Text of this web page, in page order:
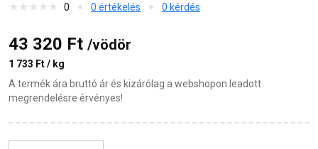
0
0 értékelés 0 kérdés
43 320 Ft /vödör
1 733 Ft / kg
A termék ára bruttó ár és kizárólag a webshopon leadott
megrendelésre érvényes!